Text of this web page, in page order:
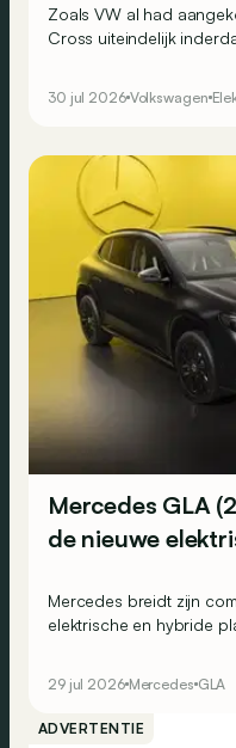
Zoals VW al had
Cross uiteindelijk
30 jul 2026 Volkswagen
Mercedes GLA
de nieuwe
Mercedes breidt zijn
elektrische en hybride
29 jul 2026 Mercedes GLA
ADVERTENTIE